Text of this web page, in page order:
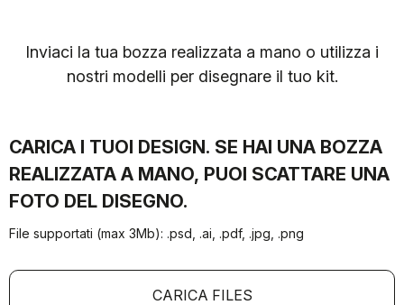
Inviaci la tua bozza realizzata a mano o utilizza i
nostri modelli per disegnare il tuo kit.
CARICA I TUOI DESIGN. SE HAI UNA BOZZA
REALIZZATA A MANO, PUOI SCATTARE UNA
FOTO DEL DISEGNO.
File supportati (max 3Mb): .psd, .ai, .pdf, .jpg, .png
CARICA FILES